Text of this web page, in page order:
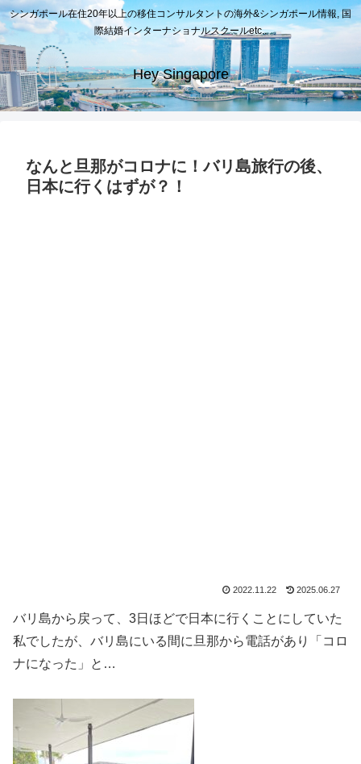
シンガポール在住20年以上の移住コンサルタントの海外&シンガポール情報, 国
際結婚インターナショナルスクールetc..
Hey Singapore
なんと旦那がコロナに！バリ島旅行の後、
日本に行くはずが？！
2022.11.22 2025.06.27
バリ島から戻って、3日ほどで日本に行くことにしていた
私でしたが、バリ島にいる間に旦那から電話があり「コロ
ナになった」と…